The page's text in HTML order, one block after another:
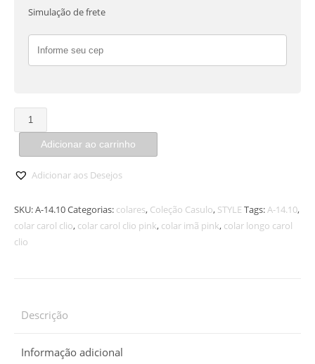
Simulação de frete
Colar
Uno
Casulo
Pink
Adicionar ao carrinho
Adicionar aos Desejos
SKU:A-14.10Categorias: colares, Coleção Casulo, STYLE Tags:A-14.10,
colar carol clio, colar carol clio pink, colar imã pink, colar longo carol
clio
Descrição
Informação adicional